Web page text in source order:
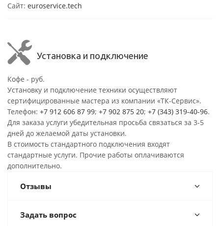
Сайт: euroservice.tech
Установка и подключение
Кофе - руб.
Установку и подключение техники осуществляют
сертифицированные мастера из компании «ТК-Сервис».
Телефон: +7 912 606 87 99; +7 902 875 20; +7 (343) 319-40-96.
Для заказа услуги убедительная просьба связаться за 3-5
дней до желаемой даты установки.
В стоимость стандартного подключения входят
стандартные услуги. Прочие работы оплачиваются
дополнительно.
Отзывы
Задать вопрос